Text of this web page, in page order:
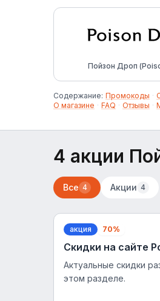
Пойзон Дроп
Содержание: Промокоды ·
О магазине · FAQ · Отзывы ·
4 акции
Все 4 Акции 4
акция 70%
Скидки на сайте
Актуальные скидки
этом разделе.